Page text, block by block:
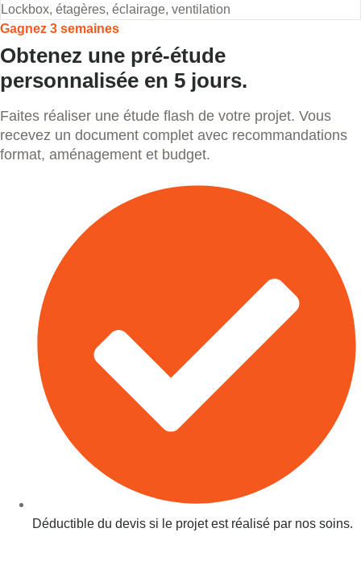
Lockbox, étagères, éclairage, ventilation
Gagnez 3 semaines
Obtenez une pré-étude
personnalisée en 5 jours.
Faites réaliser une étude flash de votre projet. Vous
recevez un document complet avec recommandations
format, aménagement et budget.
Déductible du devis si le projet est réalisé par nos soins.